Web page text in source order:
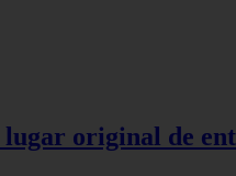
original de